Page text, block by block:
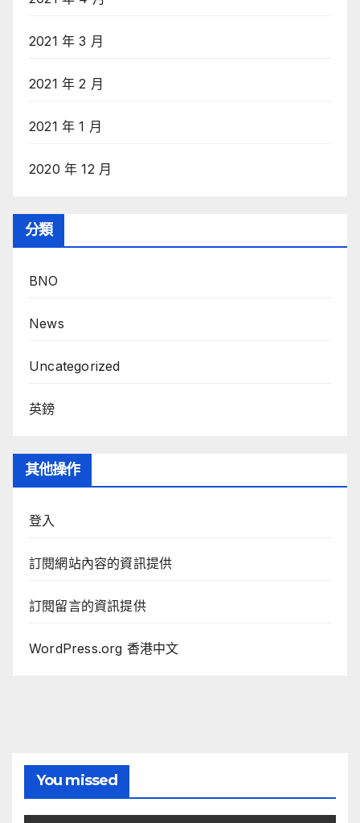
2021 年 3 月
2021 年 2 月
2021 年 1 月
2020 年 12 月
分類
BNO
News
Uncategorized
英鎊
其他操作
登入
訂閱網站內容的資訊提供
訂閱留言的資訊提供
WordPress.org 香港中文
You missed